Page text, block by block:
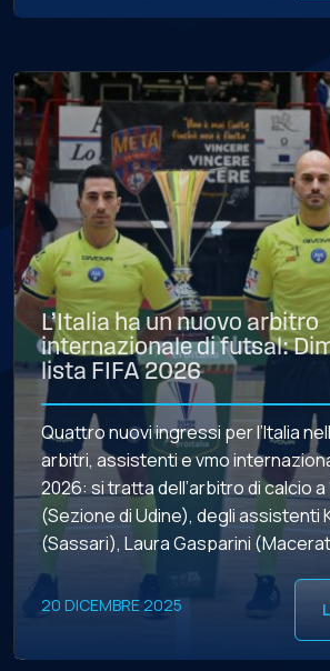
L’Italia ha un nuovo arbitro
internazionale di futsal:
lista FIFA 2026
Quattro nuovi ingressi per l’Italia
arbitri, assistenti e vmo
2026: si tratta dell’arbitro di calcio a
(Sezione di Udine), degli assistenti
(Sassari), Laura Gasparini
di futsal Antonio Dimundo
aggiunge ai confermati Giulio
20 DICEMBRE 2025